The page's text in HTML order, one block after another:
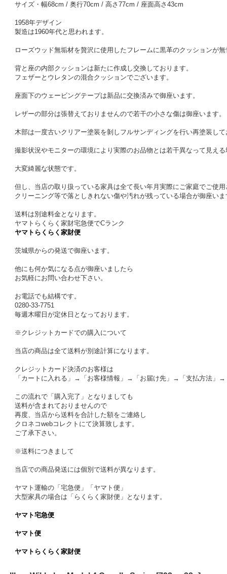
サイズ・幅68cm / 奥行70cm / 高さ77cm / 座面高さ43cm
1958年デザイン
製造は1960年代と思われます。
ローズウッド無垢材を贅沢に使用したフレームに黒革のクッションが
背と座の内部クッションは新たに作成し交換しております。
フェザーとウレタンの混合クッションでございます。
座面下のウェービングテープは新品に交換済みで御座います。
レザーの部分は張替えておりませんので若干の小さな傷は御座います。
木部は一度古いクリアー塗装を剝しフルサンディングを行い再塗装し
撮影状況やモニターの環境により実際のお品物とは若干異なって見え
大変綺麗な状態です。
但し、当店の取り扱っている家具は全て長い年月実際にご家庭でご使
クリーニング等で落としきれない傷や汚れが残っている場合が御座い
送料は別途料金となります。
ヤマトらくらく家財宅急便でCランク
ヤマトらくらく家財便
茨城県からの発送で御座います。
他にも何か気になる点が御座いましたら
お気軽にお問い合わせ下さい。
お電話でも結構です。
0280-33-7751
毎週木曜日が定休日となっております。
※クレジットカードでの購入について
当店の商品は全て送料が別途計算になります。
クレジットカード決済のお客様は
「カートに入れる」→「お客様情報」→「お届け先」→「支払方法」
この流れで「購入完了」となりましても
送料が含まれておりませんので
再度、当店から送料を合計した額をご連絡し
クロネコwebコレクトにて決算致します。
ご了承下さい。
※送料につきまして
当店での商品発送には個別で送料が異なります。
ヤマト運輸の「宅急便」「ヤマト便」
大型家具の場合は「らくらく家財便」となります。
ヤマト宅急便
ヤマト便
ヤマトらくらく家財便